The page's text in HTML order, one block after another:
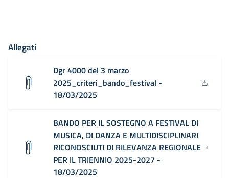
Allegati
Dgr 4000 del 3 marzo
2025_criteri_bando_festival -
18/03/2025
BANDO PER IL SOSTEGNO A FESTIVAL DI
MUSICA, DI DANZA E MULTIDISCIPLINARI
RICONOSCIUTI DI RILEVANZA REGIONALE
PER IL TRIENNIO 2025-2027 -
18/03/2025